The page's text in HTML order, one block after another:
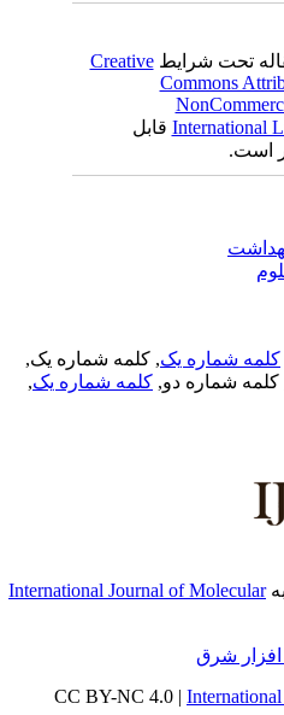
تحت شرایطCreative
Commons
قابل
است.
شماره یک, کلمه شماره یک,
شماره دو,کلمه شماره یک,
International Journal of Molecular
شرق